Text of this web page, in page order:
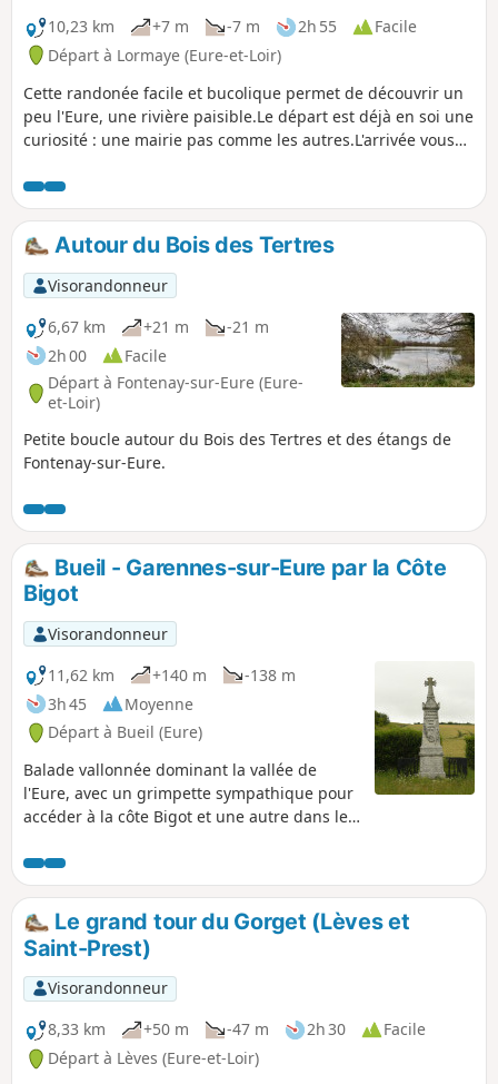
10,23 km
+7 m -7 m 2h 55
Facile
Départ à Lormaye (Eure-et-Loir)
Cette randonée facile et bucolique permet de découvrir un
peu l'Eure, une rivière paisible.Le départ est déjà en soi une
curiosité : une mairie pas comme les autres.L'arrivée vous
vieilles maisons à colombage.
Autour du Bois des Tertres
Visorandonneur
6,67 km
+21 m
-21 m
2h 00
Facile
Départ à Fontenay-sur-Eure (Eure-
et-Loir)
Petite boucle autour du Bois des Tertres et des étangs de
Fontenay-sur-Eure.
Bueil - Garennes-sur-Eure par la Côte
Bigot
Visorandonneur
11,62 km
+140 m
-138 m
3h 45
Moyenne
Départ à Bueil (Eure)
Balade vallonnée dominant la vallée de
l'Eure, avec un grimpette sympathique pour
accéder à la côte Bigot et une autre dans le
Le grand tour du Gorget (Lèves et
Saint-Prest)
Visorandonneur
8,33 km
+50 m -47 m 2h 30
Facile
Départ à Lèves (Eure-et-Loir)